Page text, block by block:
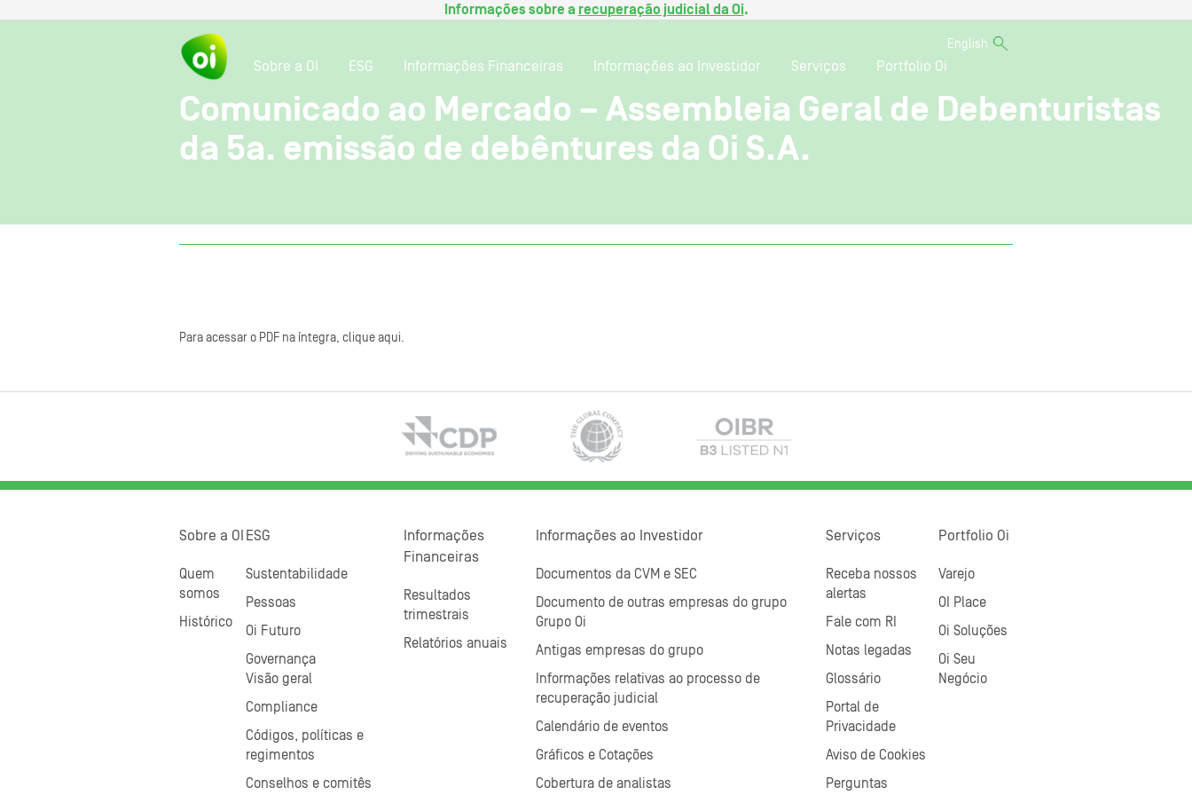
Informações sobre a recuperação judicial da Oi.
English
Sobre a OI ESG Informações Financeiras Informações ao Investidor Serviços Portfolio Oi
Comunicado ao Mercado – Assembleia Geral de Debenturistas
da 5a. emissão de debêntures da Oi S.A.
Para acessar o PDF na íntegra, clique aqui.
Sobre a OI
Quem
somos
Histórico
ESG
Sustentabilidade
Pessoas
Oi Futuro
Governança
Visão geral
Compliance
Códigos, políticas e
regimentos
Conselhos e comitês
Informações
Financeiras
Resultados
trimestrais
Relatórios anuais
Informações ao Investidor
Documentos da CVM e SEC
Documento de outras empresas do grupo
Grupo Oi
Antigas empresas do grupo
Informações relativas ao processo de
recuperação judicial
Calendário de eventos
Gráficos e Cotações
Cobertura de analistas
Serviços
Receba nossos
alertas
Fale com RI
Notas legadas
Glossário
Portal de
Privacidade
Aviso de Cookies
Perguntas
Portfolio Oi
Varejo
OI Place
Oi Soluções
Oi Seu
Negócio